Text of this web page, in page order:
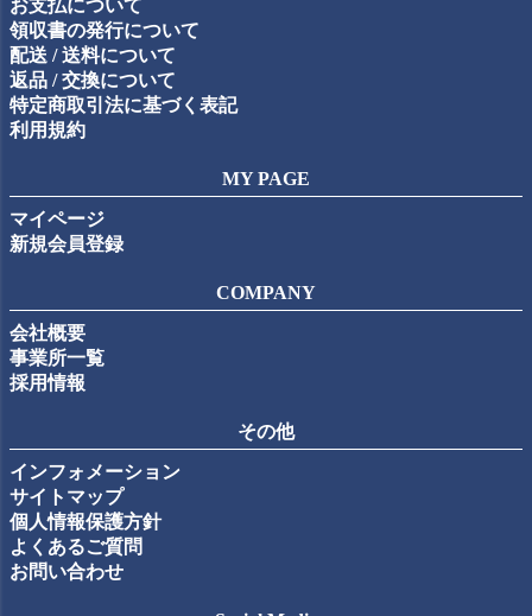
お支払について
領収書の発行について
配送 / 送料について
返品 / 交換について
特定商取引法に基づく表記
利用規約
MY PAGE
マイページ
新規会員登録
COMPANY
会社概要
事業所一覧
採用情報
その他
インフォメーション
サイトマップ
個人情報保護方針
よくあるご質問
お問い合わせ